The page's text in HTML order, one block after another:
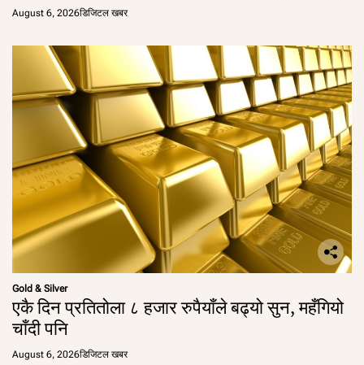
August 6, 2026डिजिटल खबर
Gold & Silver
एकै दिन प्रतितोला ८ हजार रुपैयाँले बढ्यो सुन, महँगियो
चाँदी पनि
August 6, 2026डिजिटल खबर